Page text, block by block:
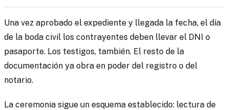
Una vez aprobado el expediente y llegada la fecha, el día
de la boda civil los contrayentes deben llevar el DNI o
pasaporte. Los testigos, también. El resto de la
documentación ya obra en poder del registro o del
notario.
La ceremonia sigue un esquema establecido: lectura de